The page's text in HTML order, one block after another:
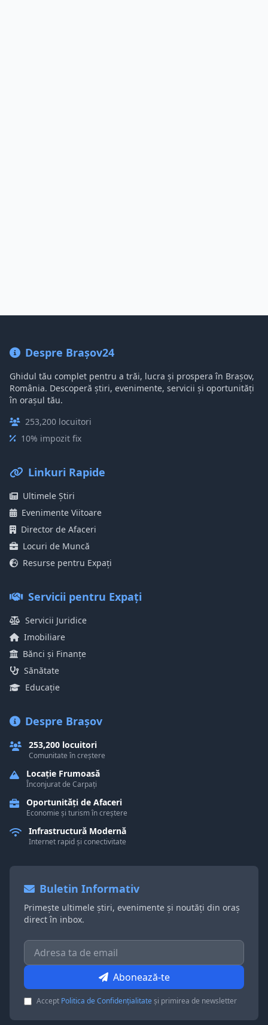
Despre Brașov24
Ghidul tău complet pentru a trăi, lucra și prospera în Brașov,
România. Descoperă știri, evenimente, servicii și oportunități
în orașul tău.
253,200 locuitori
10% impozit fix
Linkuri Rapide
Ultimele Știri
Evenimente Viitoare
Director de Afaceri
Locuri de Muncă
Resurse pentru Expați
Servicii pentru Expați
Servicii Juridice
Imobiliare
Bănci și Finanțe
Sănătate
Educație
Despre Brașov
253,200 locuitori
Comunitate în creștere
Locație Frumoasă
Înconjurat de Carpați
Oportunități de Afaceri
Economie și turism în creștere
Infrastructură Modernă
Internet rapid și conectivitate
Buletin Informativ
Primește ultimele știri, evenimente și noutăți din oraș
direct în inbox.
Abonează-te
Accept Politica de Confidențialitateși primirea de newsletter